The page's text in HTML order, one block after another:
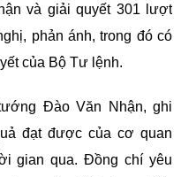
và giải quyết 301 lượt
phản ánh, trong đó có
của Bộ Tư lệnh.
Đào Văn Nhận, ghi
đạt được của cơ quan
gian qua. Đồng chí yêu